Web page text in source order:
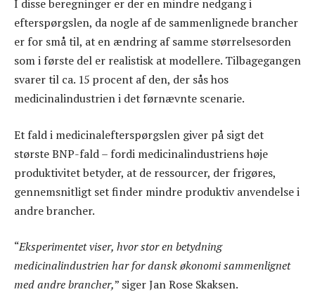
I disse beregninger er der en mindre nedgang i
efterspørgslen, da nogle af de sammenlignede brancher
er for små til, at en ændring af samme størrelsesorden
som i første del er realistisk at modellere. Tilbagegangen
svarer til ca. 15 procent af den, der sås hos
medicinalindustrien i det førnævnte scenarie.
Et fald i medicinalefterspørgslen giver på sigt det
største BNP-fald – fordi medicinalindustriens høje
produktivitet betyder, at de ressourcer, der frigøres,
gennemsnitligt set finder mindre produktiv anvendelse i
andre brancher.
“Eksperimentet viser, hvor stor en betydning
medicinalindustrien har for dansk økonomi sammenlignet
med andre brancher,” siger Jan Rose Skaksen.